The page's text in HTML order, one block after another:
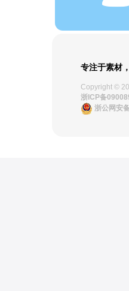
专注于素材
Copyright ©
浙ICP备
浙公网安